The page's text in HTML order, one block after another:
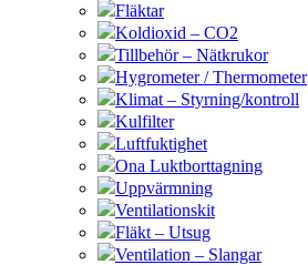
Fläktar
Koldioxid – CO2
Tillbehör – Nätkrukor
Hygrometer / Thermometer
Klimat – Styrning/kontroll
Kulfilter
Luftfuktighet
Ona Luktborttagning
Uppvärmning
Ventilationskit
Fläkt – Utsug
Ventilation – Slangar